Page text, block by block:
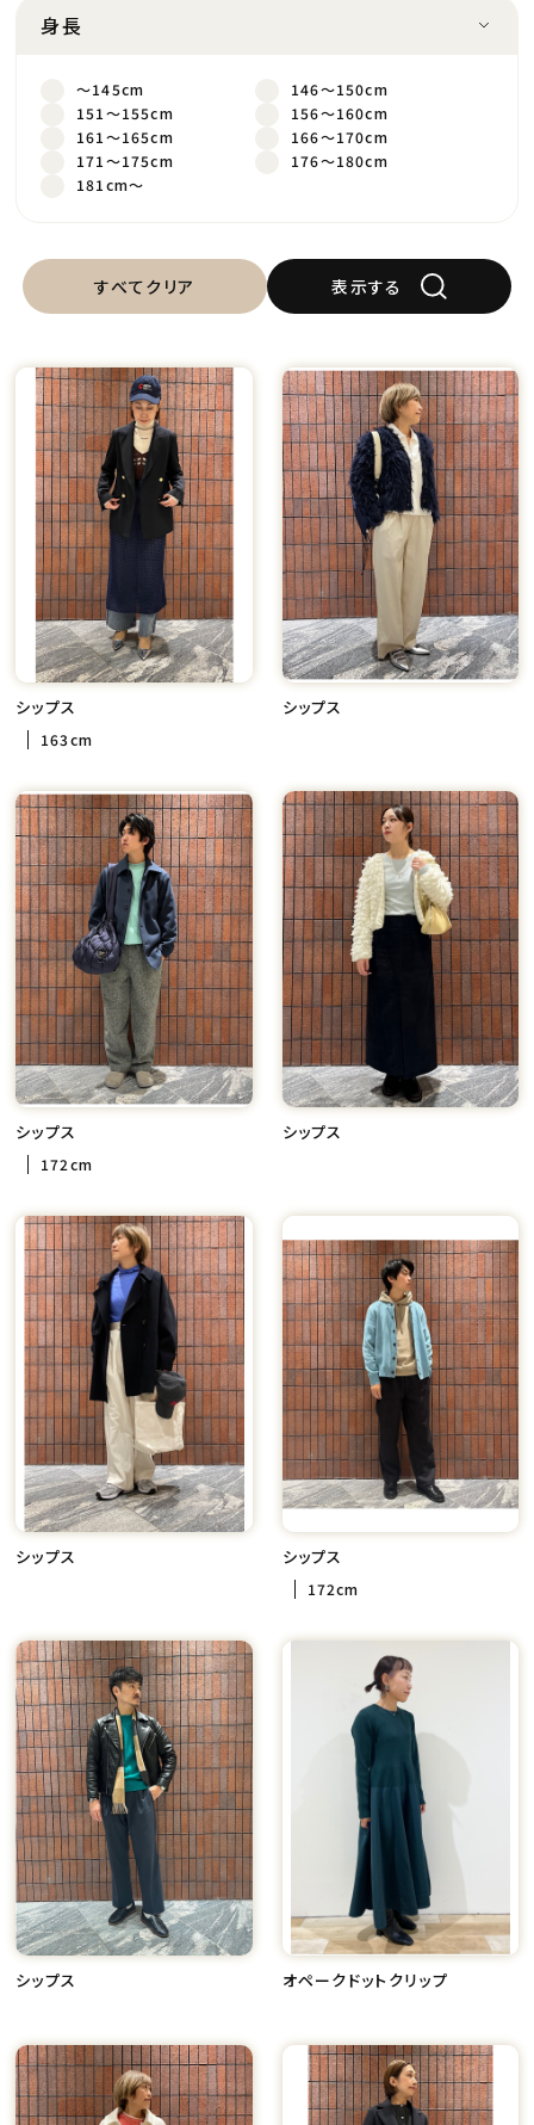
身長
～145cm
146～150cm
151～155cm
156～160cm
161～165cm
166～170cm
171～175cm
176～180cm
181cm～
すべてクリア 表示する
シップス
163cm
シップス
シップス
172cm
シップス
シップス シップス
172cm
シップス オペークドットクリップ